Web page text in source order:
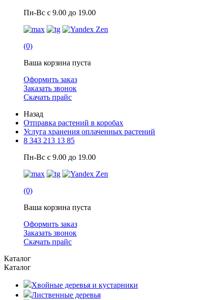
Пн-Вс с 9.00 до 19.00
(0)
Ваша корзина пуста
Оформить заказ
Заказать звонок
Скачать прайс
Назад
Отправка растений в коробах
Услуга хранения оплаченных растений
8 343 213 13 85
Пн-Вс с 9.00 до 19.00
(0)
Ваша корзина пуста
Оформить заказ
Заказать звонок
Скачать прайс
Каталог
Каталог
Хвойные деревья и кустарники
Лиственные деревья